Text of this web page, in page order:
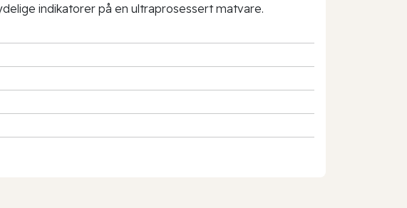
indikatorer på en ultraprosessert matvare.